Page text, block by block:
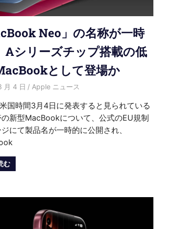
Neo」の名称が一時
Aシリーズチップ搭載の低
として登場か
月 4 日 HongWei
Apple ニュース
国時間3月4日に発表すると見られている
新型MacBookについて、公式のEU規制
にて製品名が一時的に公開され、
む